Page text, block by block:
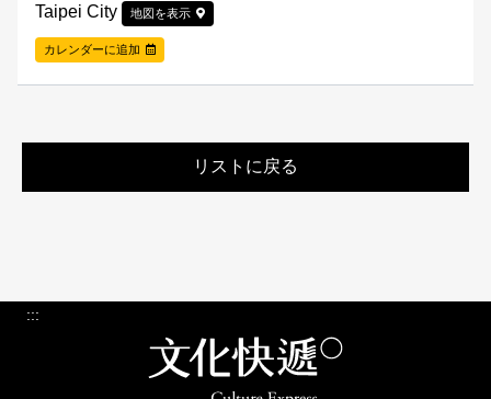
Taipei City
地図を表示
カレンダーに追加
リストに戻る
:::